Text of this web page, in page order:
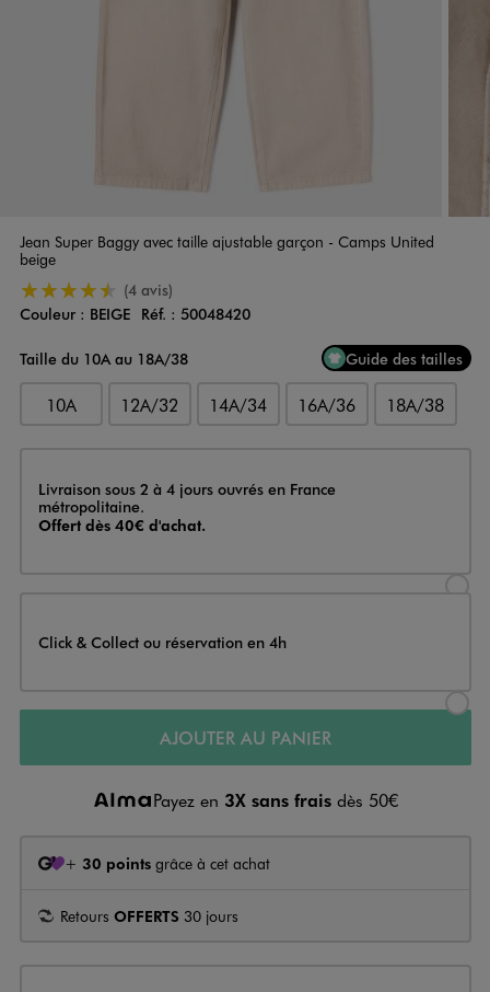
Jean Super Baggy avec taille ajustable garçon - Camps United
beige
4.5/5 de moyenne
(4 avis)
Couleur
Couleur : BEIGE Réf. : 50048420
Taille du 10A au 18A/38
Guide des tailles
10A 12A/32 14A/34 16A/36 18A/38
Livraison
Livraison sous 2 à 4 jours ouvrés en France
métropolitaine.
Offert dès 40€ d'achat.
Click & Collect ou réservation en 4h
AJOUTER AU PANIER
Payez en 3X sans frais dès 50€
+ 30 points grâce à cet achat
Retours OFFERTS 30 jours